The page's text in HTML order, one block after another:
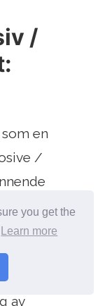
you get the
Learn more
/
en
/
ting
for et
av